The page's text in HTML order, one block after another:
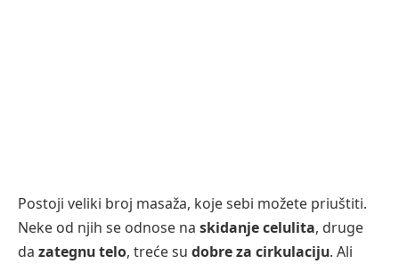
Postoji veliki broj masaža, koje sebi možete priuštiti.
Neke od njih se odnose na skidanje celulita, druge
da zategnu telo, treće su dobre za cirkulaciju. Ali